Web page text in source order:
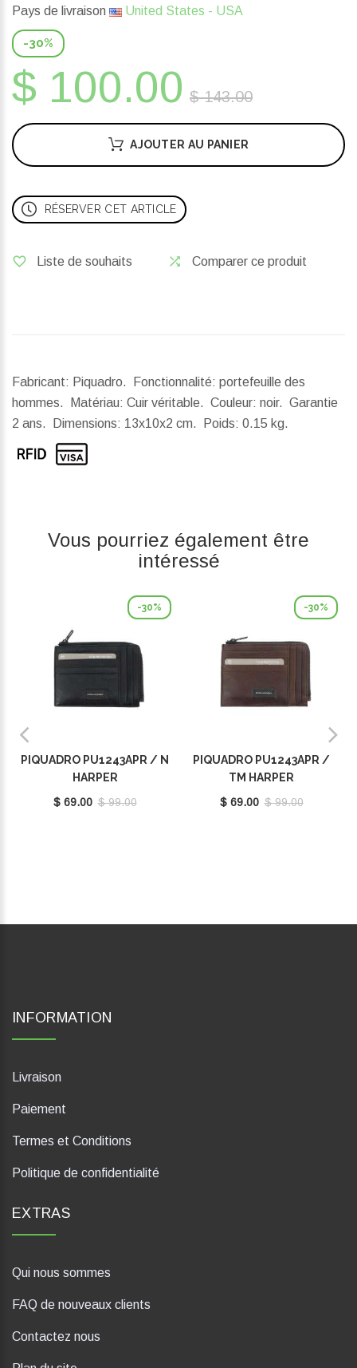
Pays de livraison United States - USA
-30%
$ 100.00 $ 143.00
AJOUTER AU PANIER
RÉSERVER CET ARTICLE
Liste de souhaits Comparer ce produit
Fabricant: Piquadro. Fonctionnalité: portefeuille des
hommes. Matériau: Cuir véritable. Couleur: noir. Garantie
2 ans.
Dimensions: 13x10x2 cm. Poids: 0.15 kg.
Vous pourriez également être
intéressé
-30%
PIQUADRO PU1243APR / N
HARPER
$ 69.00 $ 99.00
-30%
PIQUADRO PU1243APR /
TM HARPER
$ 69.00 $ 99.00
INFORMATION
Livraison
Paiement
Termes et Conditions
Politique de confidentialité
EXTRAS
Qui nous sommes
FAQ de nouveaux clients
Contactez nous